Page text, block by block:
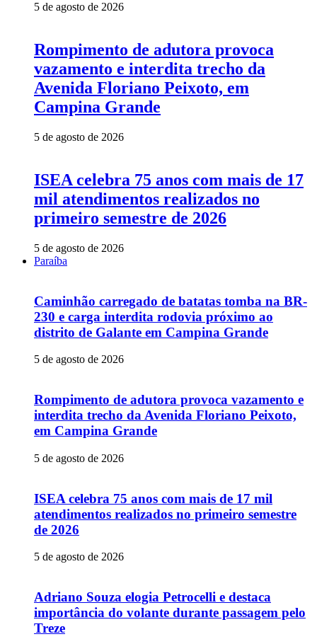
5 de agosto de 2026
Rompimento de adutora provoca
vazamento e interdita trecho da
Avenida Floriano Peixoto, em
Campina Grande
5 de agosto de 2026
ISEA celebra 75 anos com mais de 17
mil atendimentos realizados no
primeiro semestre de 2026
5 de agosto de 2026
Paraíba
Caminhão carregado de batatas tomba na BR-
230 e carga interdita rodovia próximo ao
distrito de Galante em Campina Grande
5 de agosto de 2026
Rompimento de adutora provoca vazamento e
interdita trecho da Avenida Floriano Peixoto,
em Campina Grande
5 de agosto de 2026
ISEA celebra 75 anos com mais de 17 mil
atendimentos realizados no primeiro semestre
de 2026
5 de agosto de 2026
Adriano Souza elogia Petrocelli e destaca
importância do volante durante passagem pelo
Treze